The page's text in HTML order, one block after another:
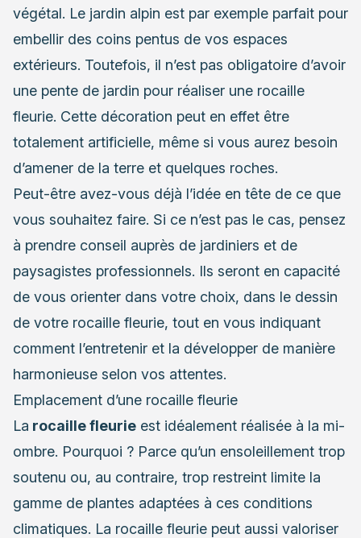
végétal. Le jardin alpin est par exemple parfait pour
embellir des coins pentus de vos espaces
extérieurs. Toutefois, il n’est pas obligatoire d’avoir
une pente de jardin pour réaliser une rocaille
fleurie. Cette décoration peut en effet être
totalement artificielle, même si vous aurez besoin
d’amener de la terre et quelques roches.
Peut-être avez-vous déjà l’idée en tête de ce que
vous souhaitez faire. Si ce n’est pas le cas, pensez
à prendre conseil auprès de jardiniers et de
paysagistes professionnels. Ils seront en capacité
de vous orienter dans votre choix, dans le dessin
de votre rocaille fleurie, tout en vous indiquant
comment l’entretenir et la développer de manière
harmonieuse selon vos attentes.
Emplacement d’une rocaille fleurie
La rocaille fleurie est idéalement réalisée à la mi-
ombre. Pourquoi ? Parce qu’un ensoleillement trop
soutenu ou, au contraire, trop restreint limite la
gamme de plantes adaptées à ces conditions
climatiques. La rocaille fleurie peut aussi valoriser